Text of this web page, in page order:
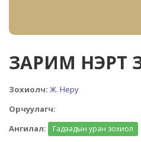
ЗАРИМ НЭРТ
Зохиолч: Ж. Неру
Орчуулагч:
Ангилал:
Гадаадын уран зохиол